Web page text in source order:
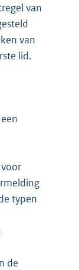
van
van
lid.
typen
de